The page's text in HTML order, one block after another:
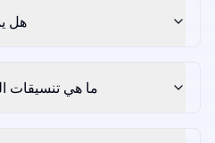
هل
ما هي تنسيقات